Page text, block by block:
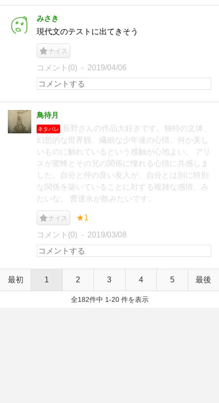
みさき
現代文のテストに出てきそう
ナイス
コメント(0) 2019/04/06
鳥待月
ネタバレ
長野さんの作品大好きです。独特の文体、
幻想的な世界観、繊細な少年達の心情。何か美し
いものに触れているという感触が心地よい。 アリ
スが蜜蜂とその兄の関係に憧れる心情に共感しま
した。自分と仲の良い友人が、自分とは別に特別
な関係を築いていることに対する複雑な感情、み
たいな。 曹達水が飲みたいです。
ナイス ★1
コメント(0) 2019/03/08
最初 1 2 3 4 5 最後
全182件中 1-20 件を表示